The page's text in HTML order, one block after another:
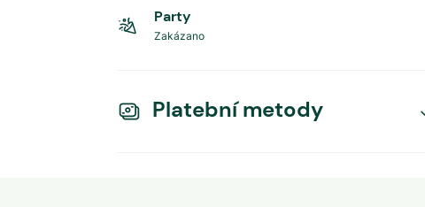
Party
Zakázano
Platební metody